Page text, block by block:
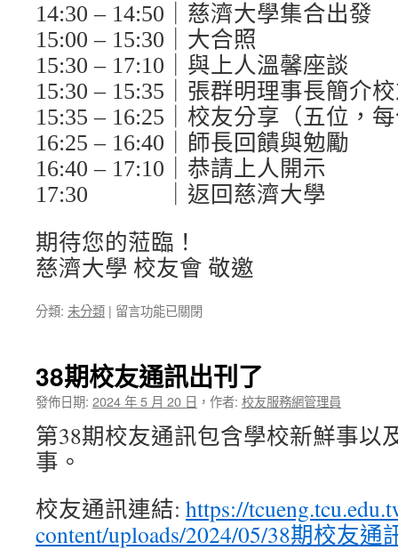
14:30 – 14:50｜慈濟大學集合出發
15:00 – 15:30｜大合照
15:30 – 17:10｜與上人溫馨座談
15:30 – 15:35｜張群明理事長簡介
15:35 – 16:25｜校友分享（五位，
16:25 – 16:40｜師長回饋與勉勵
16:40 – 17:10｜恭請上人開示
17:30
｜返回慈濟大學
期待您的蒞臨！
慈濟大學 校友會 敬邀
分類: 未分類 | 在
友
回
娘
中
留言功能已關閉
38期校友通訊出刊了
發佈日期: 2024 年 5 月 20 日 ， 作者: 校友服務網管理員
第38期校友通訊包含學校新鮮事以
事。
校友通訊連結: https://
content/uploads/2024/05/38期校友通